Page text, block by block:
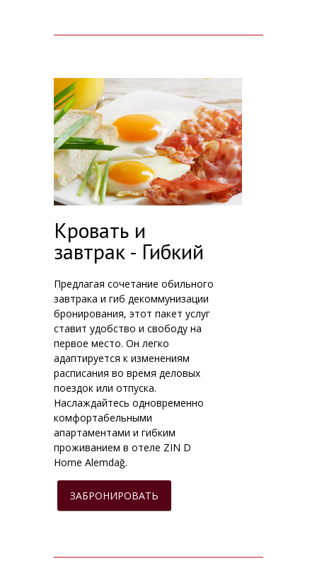
Кровать и
завтрак - Гибкий
Предлагая сочетание обильного
завтрака и гиб декоммунизации
бронирования, этот пакет услуг
ставит удобство и свободу на
первое место. Он легко
адаптируется к изменениям
расписания во время деловых
поездок или отпуска.
Наслаждайтесь одновременно
комфортабельными
апартаментами и гибким
проживанием в отеле ZIN D
Home Alemdağ.
ЗАБРОНИРОВАТЬ